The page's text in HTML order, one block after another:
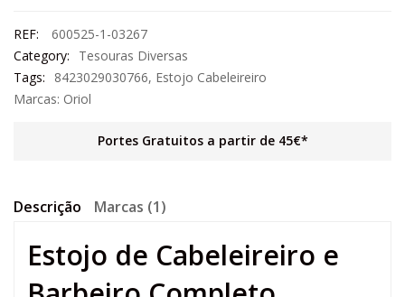
REF:
600525-1-03267
Category:
Tesouras Diversas
Tags:
8423029030766, Estojo Cabeleireiro
Marcas: Oriol
Portes Gratuitos a partir de 45€*
Descrição Marcas (1)
Estojo de Cabeleireiro e